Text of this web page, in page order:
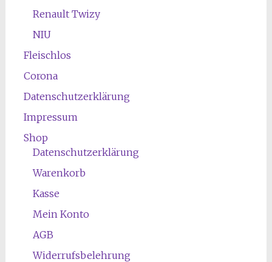
Renault Twizy
NIU
Fleischlos
Corona
Datenschutzerklärung
Impressum
Shop
Datenschutzerklärung
Warenkorb
Kasse
Mein Konto
AGB
Widerrufsbelehrung